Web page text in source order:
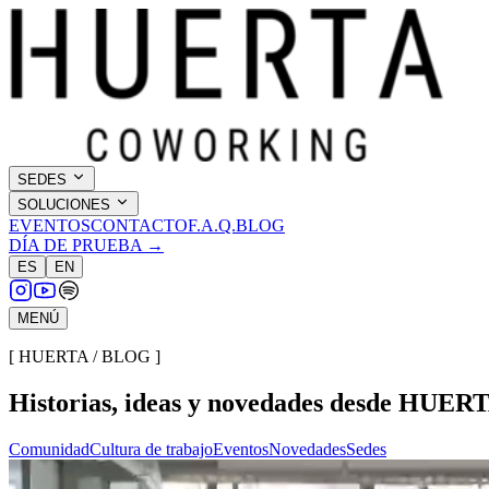
SEDES
SOLUCIONES
EVENTOSCONTACTOF.A.Q.BLOG
DÍA DE PRUEBA →
ES EN
MENÚ
[ HUERTA / BLOG ]
Historias, ideas y novedades desde
ComunidadCultura de trabajoEventosNovedadesSedes